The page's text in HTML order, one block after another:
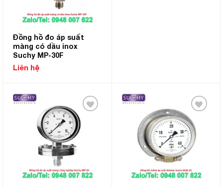
Đồng hồ đo áp suất
màng có dầu inox
Suchy MP-30F
Liên hệ
Add to
Wishlist
Add to
Wishlist